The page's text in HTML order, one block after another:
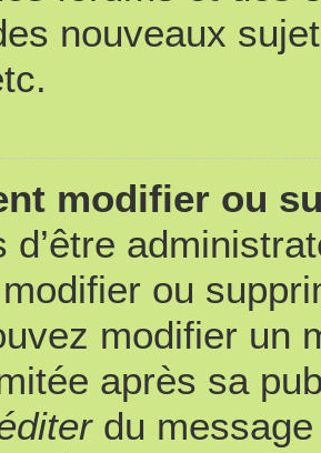
nouveaux
modifier ou
d’être
ou
modifier un
après sa
du message